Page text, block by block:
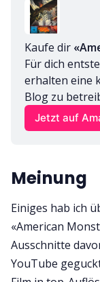
Kaufe dir
Für dich
erhalten eine
Blog zu
Jetzt auf
Meinung
Einiges hab ich
«American
Ausschnitte
YouTube